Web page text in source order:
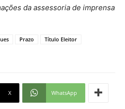
da assessoria de imprensa
Prazo
Título Eleitor
X WhatsApp